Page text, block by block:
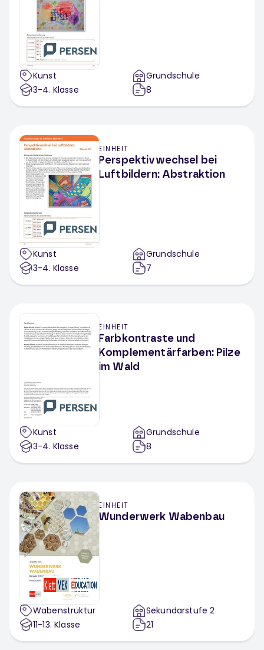
Kunst
3-4. Klasse
Grundschule
8
EINHEIT
Perspektivwechsel bei
Luftbildern: Abstraktion
Kunst
3-4. Klasse
Grundschule
7
EINHEIT
Farbkontraste und
Komplementärfarben: Pilze
im Wald
Kunst
3-4. Klasse
Grundschule
8
EINHEIT
Wunderwerk Wabenbau
Wabenstruktur
11-13. Klasse
Sekundarstufe 2
21